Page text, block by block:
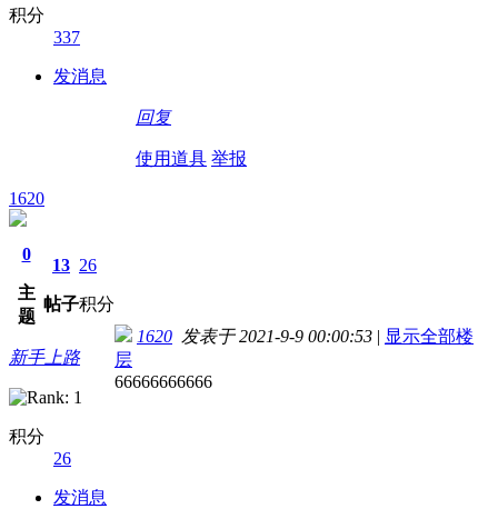
积分
337
发消息
回复
使用道具 举报
1620
0
主
题
13
帖子
26
积分
新手上路
积分
26
发消息
1620 发表于 2021-9-9 00:00:53 | 显示全部楼
层
66666666666